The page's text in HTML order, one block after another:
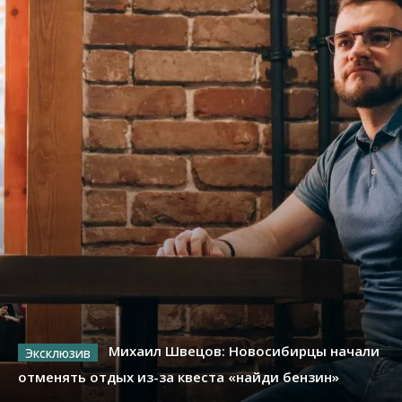
Михаил Швецов: Новосибирцы начали
отменять отдых из-за квеста «найди бензин»